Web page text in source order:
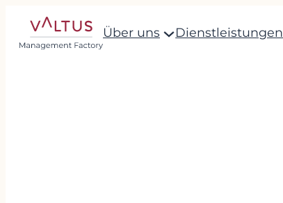
Über uns Dienstleistungen